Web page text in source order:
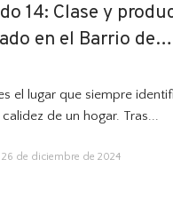
14: Clase y
en el Barrio de…
14: Clase y
en el Barrio de…
el lugar que siempre
de un hogar. Tras...
26 de diciembre de 2024